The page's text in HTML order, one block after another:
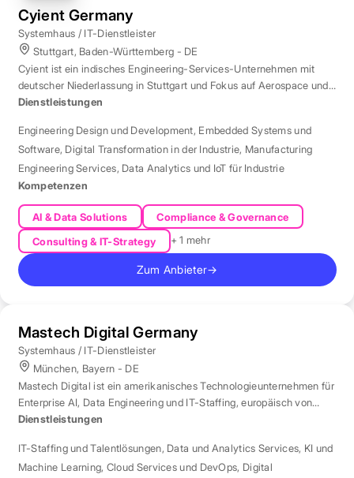
Cyient Germany
Systemhaus / IT-Dienstleister
Stuttgart, Baden-Württemberg - DE
Cyient ist ein indisches Engineering-Services-Unternehmen mit
deutscher Niederlassung in Stuttgart und Fokus auf Aerospace und
Automotive.
Dienstleistungen
Engineering Design und Development, Embedded Systems und
Software, Digital Transformation in der Industrie, Manufacturing
Engineering Services, Data Analytics und IoT für Industrie
Kompetenzen
AI & Data Solutions
Compliance & Governance
Consulting & IT-Strategy
+ 1 mehr
Zum Anbieter→
Mastech Digital Germany
Systemhaus / IT-Dienstleister
München, Bayern - DE
Mastech Digital ist ein amerikanisches Technologieunternehmen für
Enterprise AI, Data Engineering und IT-Staffing, europäisch von
London aus betreut.
Dienstleistungen
IT-Staffing und Talentlösungen, Data und Analytics Services, KI und
Machine Learning, Cloud Services und DevOps, Digital